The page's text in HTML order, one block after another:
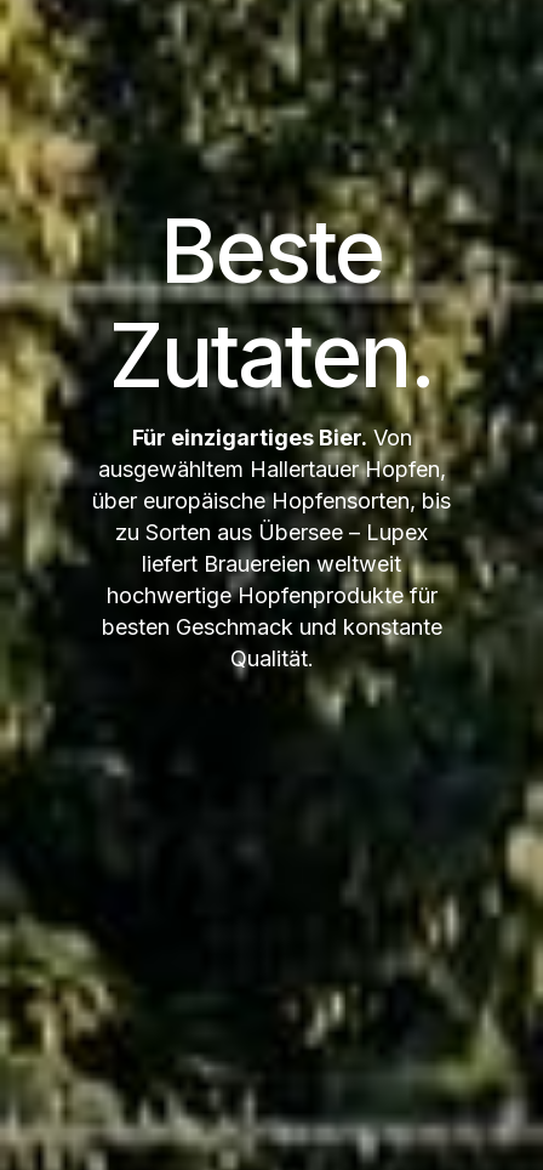
Beste
Zutaten.
Für einzigartiges Bier.Von
ausgewähltem Hallertauer Hopfen,
über europäische Hopfensorten, bis
zu Sorten aus Übersee – Lupex
liefert Brauereien weltweit
hochwertige Hopfenprodukte für
besten Geschmack und konstante
Qualität.